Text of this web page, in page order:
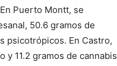
Puerto Montt, se
50.6 gramos de
psicotrópicos. En Castro,
11.2 gramos de cannabis